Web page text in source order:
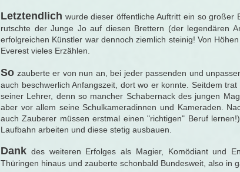
Letztendlich wurde dieser öffentliche Auftritt ein so großer
rutschte der Junge Jo auf diesen Brettern (der legendären
erfolgreichen Künstler war dennoch ziemlich steinig! Von
Everest vieles Erzählen.
So zauberte er von nun an, bei jeder passenden und
auch beschwerlich Anfangszeit, dort wo er konnte. Seitdem
seiner Lehrer, denn so mancher Schabernack des jungen
aber vor allem seine Schulkameradinnen und Kameraden.
auch Zauberer müssen erstmal einen "richtigen" Beruf
Laufbahn arbeiten und diese stetig ausbauen.
Dank des weiteren Erfolges als Magier, Komödiant und
Thüringen hinaus und zauberte schonbald Bundesweit, also in